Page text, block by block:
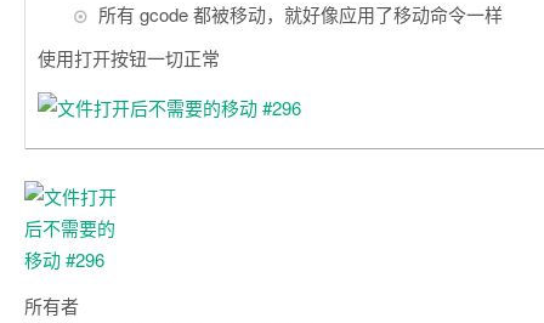
所有 gcode 都被移动，就好像应用了移动命令一样
使用打开按钮一切正常
所有者